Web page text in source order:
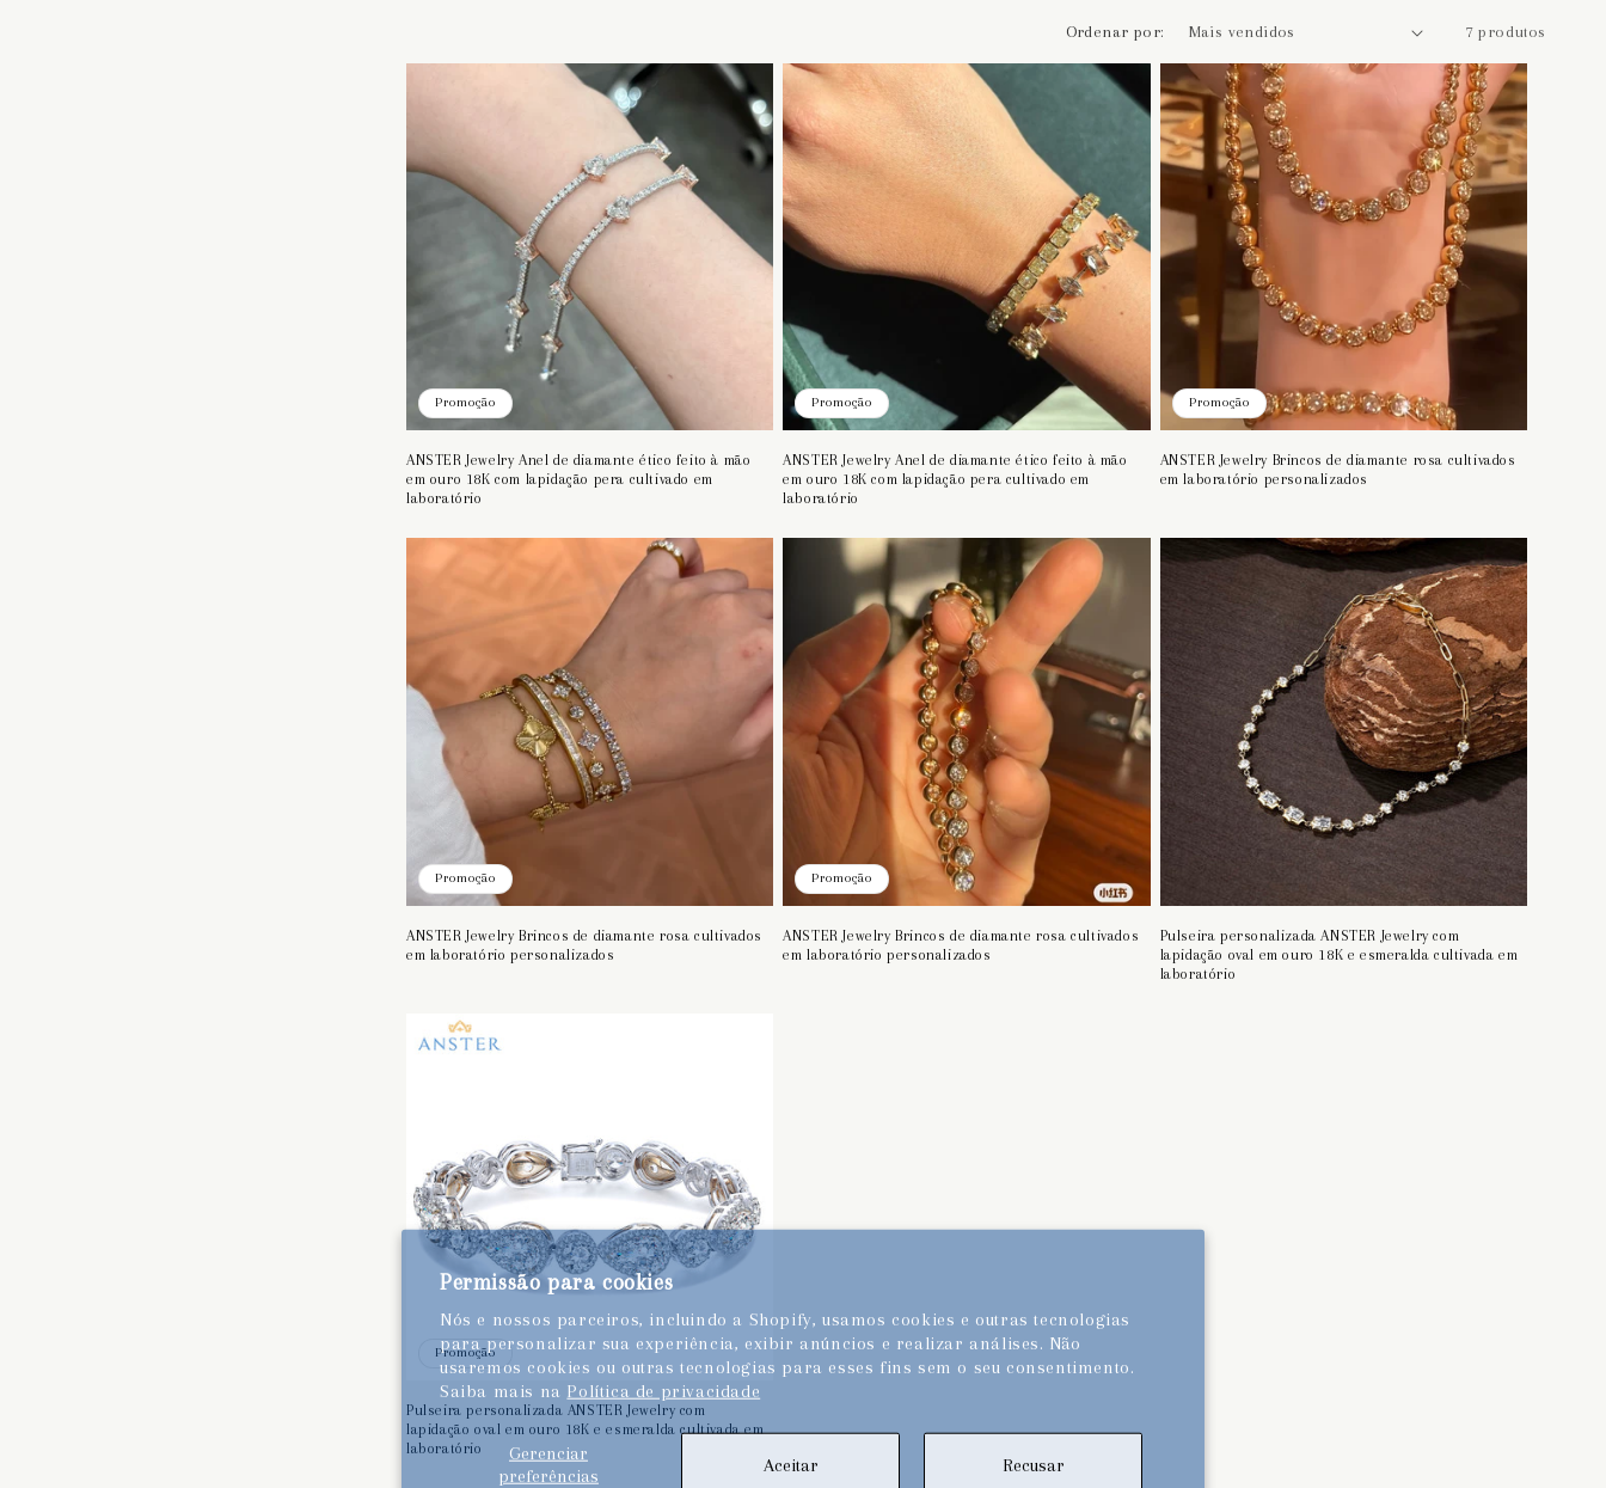
Permissão para cookies
Nós e nossos parceiros, incluindo a Shopify, usamos cookies e outras tecnologias
para personalizar sua experiência, exibir anúncios e realizar análises. Não
usaremos cookies ou outras tecnologias para esses fins sem o seu consentimento.
Saiba mais na Política de privacidade
Gerenciar
preferências
Aceitar Recusar
Ordenar por: 7 produtos
Promoção
ANSTER Jewelry Anel de diamante ético feito à mão
em ouro 18K com lapidação pera cultivado em
laboratório
Promoção
ANSTER Jewelry Anel de diamante ético feito à mão
em ouro 18K com lapidação pera cultivado em
laboratório
Promoção
ANSTER Jewelry Brincos de diamante rosa cultivados
em laboratório personalizados
Promoção
ANSTER Jewelry Brincos de diamante rosa cultivados
em laboratório personalizados
Promoção
ANSTER Jewelry Brincos de diamante rosa cultivados
em laboratório personalizados
Pulseira personalizada ANSTER Jewelry com
lapidação oval em ouro 18K e esmeralda cultivada em
laboratório
Promoção
Pulseira personalizada ANSTER Jewelry com
lapidação oval em ouro 18K e esmeralda cultivada em
laboratório